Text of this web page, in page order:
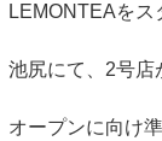
LEMONTEAをス
池尻にて、2号店
オープンに向け